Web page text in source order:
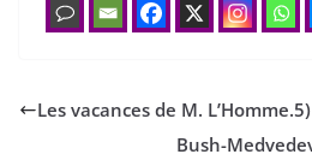
Les vacances de M. L’Homme.5
Bush-